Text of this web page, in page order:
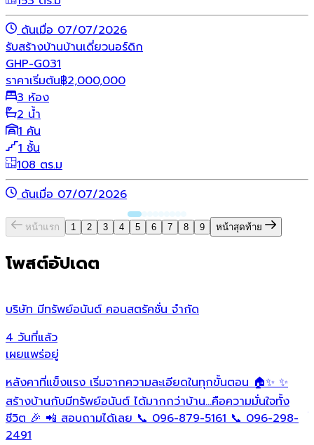
ดันเมื่อ 07/07/2026
รับสร้างบ้านบ้านเดี่ยวนอร์ดิก
GHP-G031
ราคาเริ่มต้น฿2,000,000
3 ห้อง
2 น้ำ
1 คัน
1 ชั้น
108 ตร.ม
ดันเมื่อ 07/07/2026
หน้าแรก 1 2 3 4 5 6 7 8 9 หน้าสุดท้าย
โพสต์อัปเดต
บริษัท มีทรัพย์อนันต์ คอนสตรัคชั่น จํากัด
4 วันที่แล้ว
เผยแพร่อยู่
หลังคาที่แข็งแรง เริ่มจากความละเอียดในทุกขั้นตอน 🏠✨ ✨
สร้างบ้านกับมีทรัพย์อนันต์ ได้มากกว่าบ้าน…คือความมั่นใจทั้ง
ชีวิต 🎉 📲 สอบถามได้เลย 📞 096-879-5161 📞 096-298-
2491